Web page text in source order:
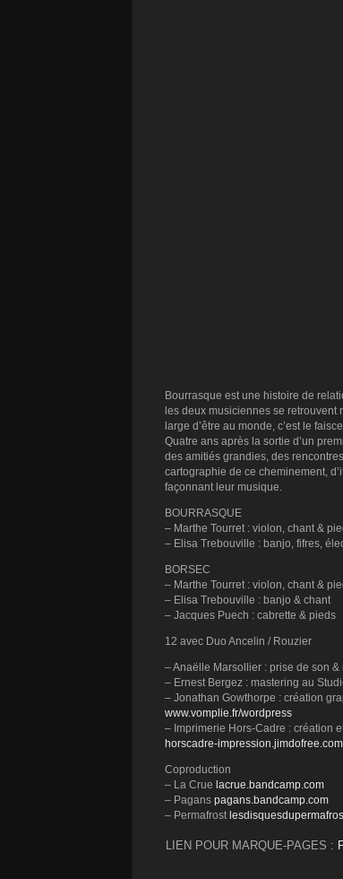
Bourrasque est une histoire de
les deux musiciennes se retrouvent
large d’être au monde, c’est le
Quatre ans après la sortie d’un
des amitiés grandies, des
cartographie de ce cheminement,
façonnant leur musique.
BOURRASQUE
– Marthe Tourret : violon, chant &
– Elisa Trebouville : banjo, fifres,
BORSEC
– Marthe Tourret : violon, chant &
– Elisa Trebouville : banjo & chant
– Jacques Puech : cabrette & pieds
12 avec Duo Ancelin / Rouzier
– Anaëlle Marsollier : prise de son &
– Ernest Bergez : mastering au
– Jonathan Gowthorpe : création
www.vomplie.fr/wordpress
– Imprimerie Hors-Cadre : création
horscadre-impression.jimdofree.com
Coproduction
– La Crue lacrue.bandcamp.com
– Pagans pagans.bandcamp.com
– Permafrost
LIEN POUR MARQUE-PAGES :